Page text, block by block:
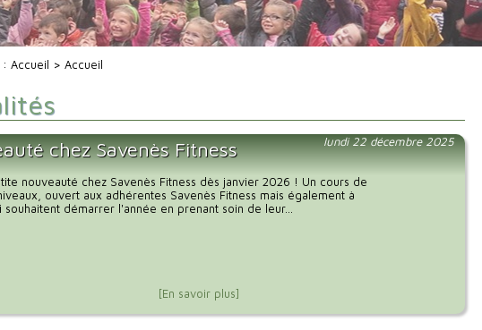
:Accueil > Accueil
lundi 22 décembre 2025
chez Savenès Fitness
nouveauté chez Savenès Fitness dès janvier 2026 ! Un cours de
ouvert aux adhérentes Savenès Fitness mais également à
démarrer l'année en prenant soin de leur...
[En savoir plus]